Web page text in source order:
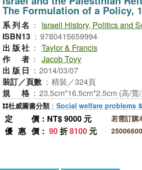
The Formulation of a Policy,
系列名 ：
Israeli History, Politics and
ISBN13 ： 9780415659994
出版社 ： Taylor & Francis
作者 ： Jacob Tovy
出版日 ： 2014/03/07
裝訂／頁數 ： 精裝／324頁
規格 ： 23.5cm*16.5cm*2.5cm (高/寬
定價 ：NT$ 9000 元
優惠價 ： 90折8100 元
若需訂購
杜威圖書分類 ： Social welfare problems